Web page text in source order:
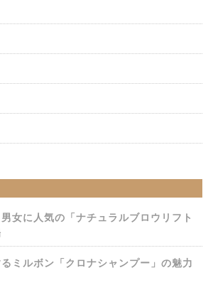
女に人気の「ナチュラルブロウリフト
ミルボン「クロナシャンプー」の魅力